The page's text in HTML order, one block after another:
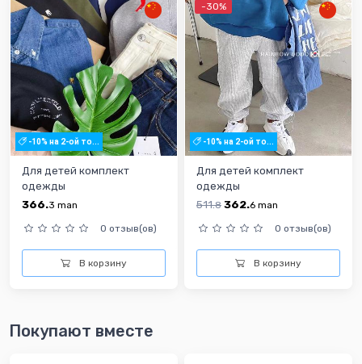
-10% на 2-ой то...
Для детей комплект
одежды
366.3 man
0 отзыв(ов)
В корзину
-30%
-10% на 2-ой то...
Для детей комплект
одежды
511.8 362.6 man
0 отзыв(ов)
В корзину
Покупают вместе